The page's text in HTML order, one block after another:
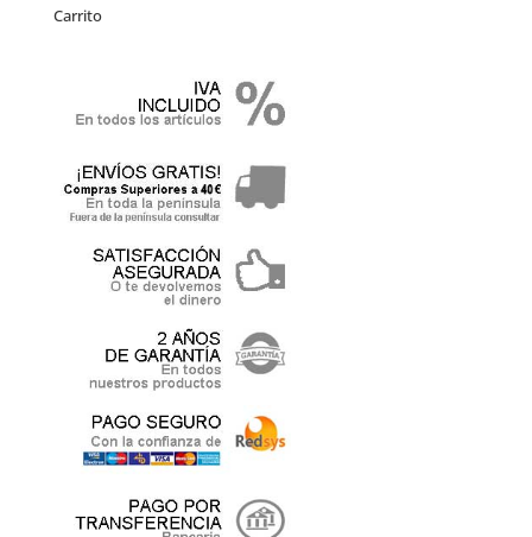
Carrito